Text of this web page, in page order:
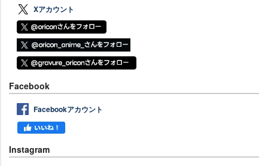
Xアカウント
Facebook
Facebookアカウント
Instagram